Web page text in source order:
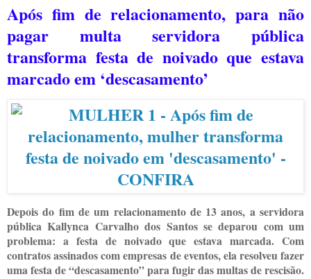
Após fim de relacionamento, para não
pagar multa servidora pública
transforma festa de noivado que estava
marcado em ‘descasamento’
Depois do fim de um relacionamento de 13 anos, a servidora
pública Kallynca Carvalho dos Santos se deparou com um
problema: a festa de noivado que estava marcada. Com
contratos assinados com empresas de eventos, ela resolveu fazer
uma festa de “descasamento” para fugir das multas de rescisão.